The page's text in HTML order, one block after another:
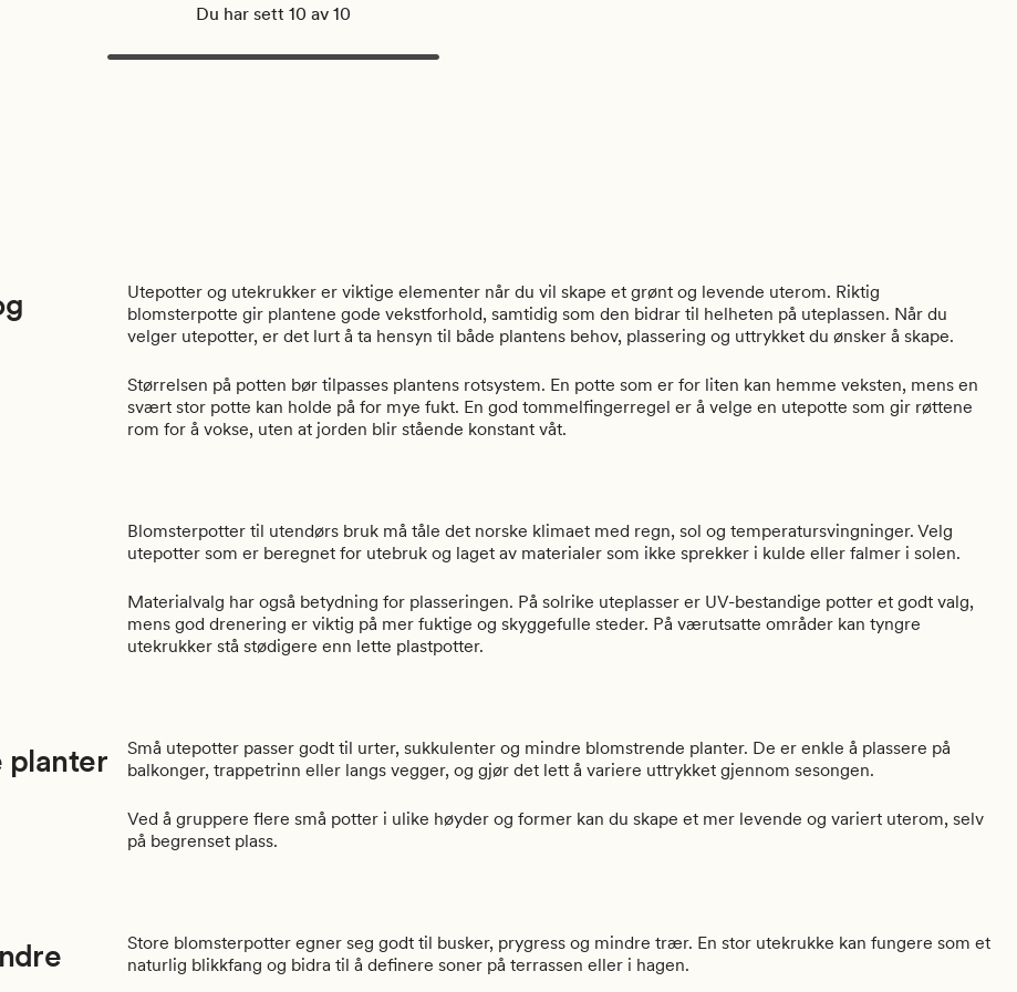
Du har sett 10 av 10
Utepotter og utekrukker er viktige elementer når du vil skape et grønt og levende uterom. Riktig
blomsterpotte gir plantene gode vekstforhold, samtidig som den bidrar til helheten på uteplassen. Når du
velger utepotter, er det lurt å ta hensyn til både plantens behov, plassering og uttrykket du ønsker å skape.
Størrelsen på potten bør tilpasses plantens rotsystem. En potte som er for liten kan hemme veksten, mens en
svært stor potte kan holde på for mye fukt. En god tommelfingerregel er å velge en utepotte som gir røttene
rom for å vokse, uten at jorden blir stående konstant våt.
Blomsterpotter til utendørs bruk må tåle det norske klimaet med regn, sol og temperatursvingninger. Velg
utepotter som er beregnet for utebruk og laget av materialer som ikke sprekker i kulde eller falmer i solen.
Materialvalg har også betydning for plasseringen. På solrike uteplasser er UV-bestandige potter et godt valg,
mens god drenering er viktig på mer fuktige og skyggefulle steder. På værutsatte områder kan tyngre
utekrukker stå stødigere enn lette plastpotter.
planter
Små utepotter passer godt til urter, sukkulenter og mindre blomstrende planter. De er enkle å plassere på
balkonger, trappetrinn eller langs vegger, og gjør det lett å variere uttrykket gjennom sesongen.
Ved å gruppere flere små potter i ulike høyder og former kan du skape et mer levende og variert uterom, selv
på begrenset plass.
Store blomsterpotter egner seg godt til busker, prygress og mindre trær. En stor utekrukke kan fungere som et
naturlig blikkfang og bidra til å definere soner på terrassen eller i hagen.